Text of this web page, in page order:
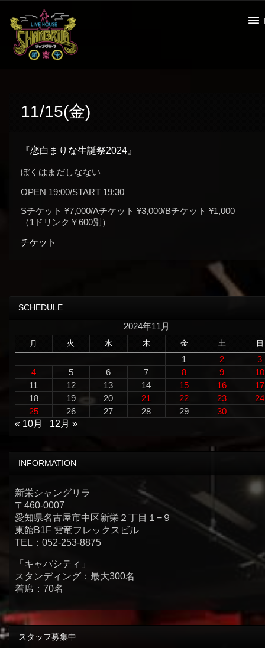
11/15(金)
『恋白まりな生誕祭2024』
ぼくはまだしなない
OPEN 19:00/START 19:30
Sチケット ¥7,000/Aチケット ¥3,000/Bチケット ¥1,000
（1ドリンク￥600別）
チケット
SCHEDULE
2024年11月
月 火 水 木 金 土 日
1 2
3
4
5 6 7 8 9
10
11
12 13 14 15 16
17
18
19 20 21 22 23
24
25
26 27 28 29
30
« 10月
12月 »
INFORMATION
新栄シャングリラ
〒460-0007
愛知県名古屋市中区新栄２丁目１−９
東館B1F 雲竜フレックスビル
TEL：052-253-8875
「キャパシティ」
スタンディング：最大300名
着席：70名
スタッフ募集中